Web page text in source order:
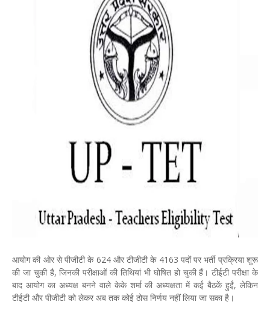
आयोग की ओर से पीजीटी के 624 और टीजीटी के 4163 पदों पर भर्ती प्रक्रिया शुरू
की जा चुकी है, जिनकी परीक्षाओं की तिथियां भी घोषित हो चुकी हैं। टीईटी परीक्षा के
बाद आयोग का अध्यक्ष बनने वाले केके शर्मा की अध्यक्षता में कई बैठकें हुईं, लेकिन
टीईटी और पीजीटी को लेकर अब तक कोई ठोस निर्णय नहीं लिया जा सका है।